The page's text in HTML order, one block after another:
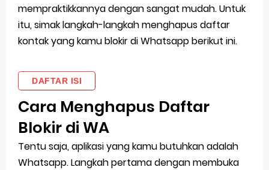
mempraktikkannya dengan sangat mudah. Untuk
itu, simak langkah-langkah menghapus daftar
kontak yang kamu blokir di Whatsapp berikut ini.
DAFTAR ISI
Cara Menghapus Daftar
Blokir di WA
Tentu saja, aplikasi yang kamu butuhkan adalah
Whatsapp. Langkah pertama dengan membuka